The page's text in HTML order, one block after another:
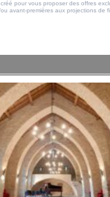
pour vous proposer des offres
avant-premières aux projections de